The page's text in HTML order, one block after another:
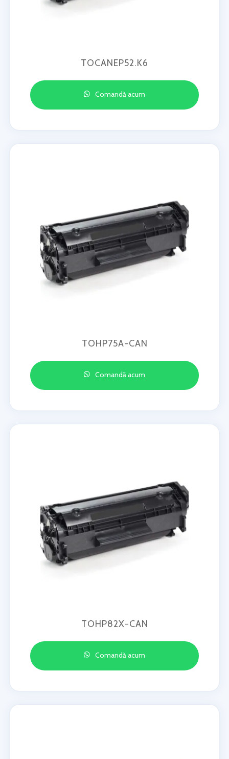
TOCANEP52.K6
Comandă acum
TOHP75A-CAN
Comandă acum
TOHP82X-CAN
Comandă acum